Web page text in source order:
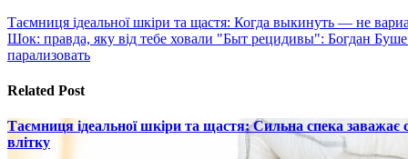
Навигация
по
Таємниця ідеальної шкіри та щастя: Когда выкинуть — не
Шок: правда, яку від тебе ховали "Быт рецидивы": Богдан Буше
парализовать
Related Post
Таємниця ідеальної шкіри та щастя: Сильна спека
влітку